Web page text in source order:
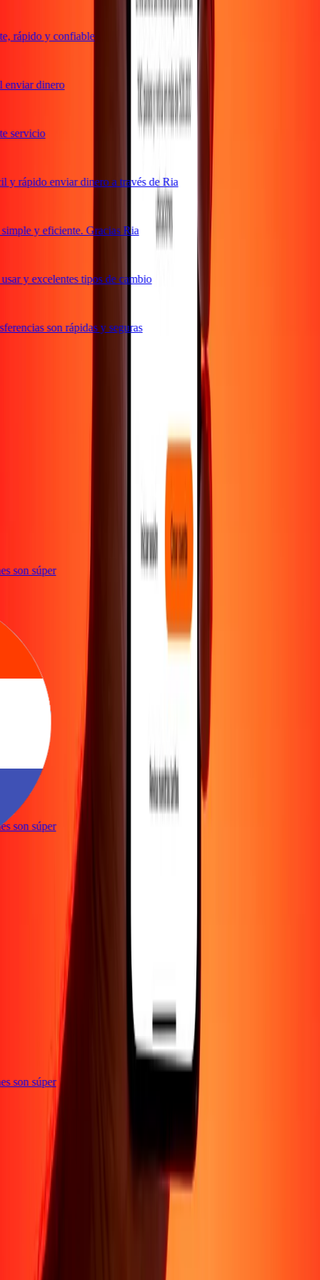
rápido y confiable
dinero
rápido enviar dinero a través de Ria
y eficiente. Gracias Ria
y excelentes tipos de cambio
son rápidas y seguras
son súper
son súper
son súper
Acerca de
Conviértete en agenteConviértete en socio
Conviértete en socio estratégico
Carreras Promociones
Transferencia internacional de dinero
Soporte